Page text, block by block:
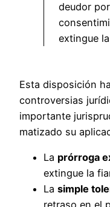
deudor
extingue
Esta disposición
controversias
importante
matizado su
La prórroga
extingue la
La simple